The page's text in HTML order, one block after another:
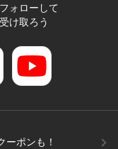
ォローして
け取ろう
ーポンも！